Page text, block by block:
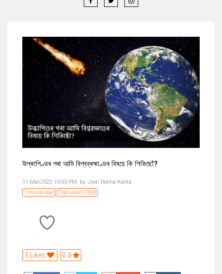
উল্কাপিণ্ডৰ পৰা আমি বিশ্বব্ৰহ্মাণ্ডৰ বিষয়ে কি শিকিছোঁ?
11 Mar,2022 10:03 PM, by: Jyoti Rekha Kalita
1 minute read Total views: 2468
1 Likes 0.0